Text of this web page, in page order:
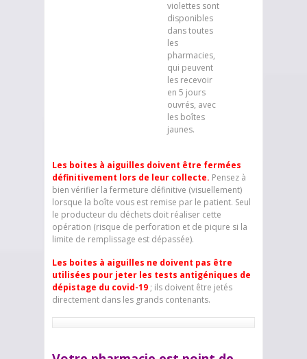
violettes sont
disponibles
dans toutes
les
pharmacies,
qui peuvent
les recevoir
en 5 jours
ouvrés, avec
les boîtes
jaunes.
Les boites à aiguilles doivent être fermées
définitivement lors de leur collecte. Pensez à
bien vérifier la fermeture définitive (visuellement)
lorsque la boîte vous est remise par le patient. Seul
le producteur du déchets doit réaliser cette
opération (risque de perforation et de piqure si la
limite de remplissage est dépassée).
Les boites à aiguilles ne doivent pas être
utilisées pour jeter les tests antigéniques de
dépistage du covid-19 ; ils doivent être jetés
directement dans les grands contenants.